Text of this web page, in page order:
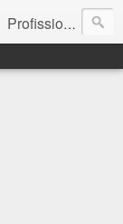
Profissional das áreas de Gestão de Pessoas e Marketing. Consultor de empresas, Instrutor de treinamentos corporativos e Palestrante. MBA em Gestão de Pessoas - FGV. Business Partner - INSPER. Diretor da ODB consultoria e treinamento. - falecom@odbconsultoria.com - 11 4372.5907 - www.odbconsultoria.com